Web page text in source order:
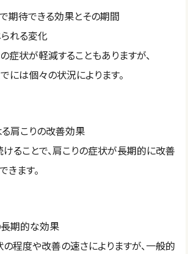
期待できる効果とその期間
れる変化
症状が軽減することもありますが、
には個々の状況によります。
肩こりの改善効果
ることで、肩こりの症状が長期的に改善
きます。
期的な効果
程度や改善の速さによりますが、一般的